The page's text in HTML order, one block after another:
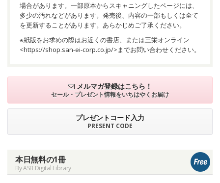
場合があります。一部原本からスキャニングしたページには、
多少の汚れなどがあります。発売後、内容の一部もしくは全て
を更新することがあります。あらかじめご了承ください。
※紙版をお求めの際はお近くの書店、または三栄オンライン
<https://shop.san-ei-corp.co.jp/>までお問い合わせください。
メルマガ登録はこちら！
セール・プレゼント情報をいちはやくお届け
プレゼントコード入力
PRESENT CODE
本日無料の1冊
By ASB Digital Library